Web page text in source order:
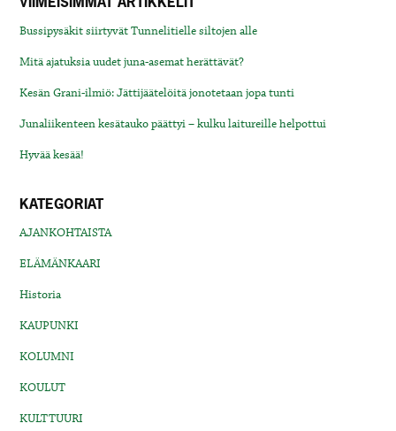
Bussipysäkit siirtyvät Tunnelitielle siltojen alle
Mitä ajatuksia uudet juna-asemat herättävät?
Kesän Grani-ilmiö: Jättijäätelöitä jonotetaan jopa tunti
Junaliikenteen kesätauko päättyi – kulku laitureille helpottui
Hyvää kesää!
KATEGORIAT
AJANKOHTAISTA
ELÄMÄNKAARI
Historia
KAUPUNKI
KOLUMNI
KOULUT
KULTTUURI